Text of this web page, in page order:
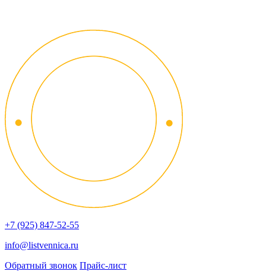
+7 (925) 847-52-55
info@listvennica.ru
Обратный звонок Прайс-лист